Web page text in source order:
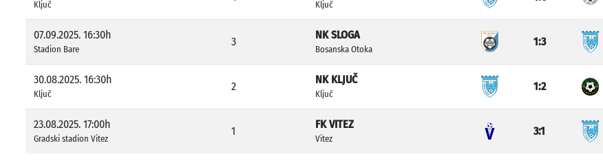
Ključ Ključ
07.09.2025. 16:30h
Stadion Bare
3
NK SLOGA
Bosanska Otoka
1:3
30.08.2025. 16:30h
Ključ
2
NK KLJUČ
Ključ
1:2
23.08.2025. 17:00h
Gradski stadion Vitez
1
FK VITEZ
Vitez
3:1